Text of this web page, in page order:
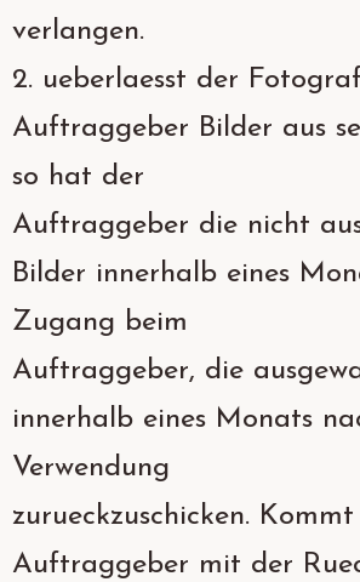
verlangen.
2. ueberlaesst der
Auftraggeber Bilder aus
so hat der
Auftraggeber die nicht
Bilder innerhalb eines
Zugang beim
Auftraggeber, die
innerhalb eines Monats
Verwendung
zurueckzuschicken.
Auftraggeber mit der